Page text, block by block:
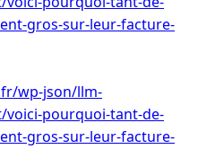
gros-sur-leur-facture-
wp-json/llm-
pourquoi-tant-de-
gros-sur-leur-facture-